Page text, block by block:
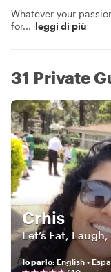
Whatever your
for... leggi di più
31 Private
Crhis
Let’s Eat,
Io parlo: English •